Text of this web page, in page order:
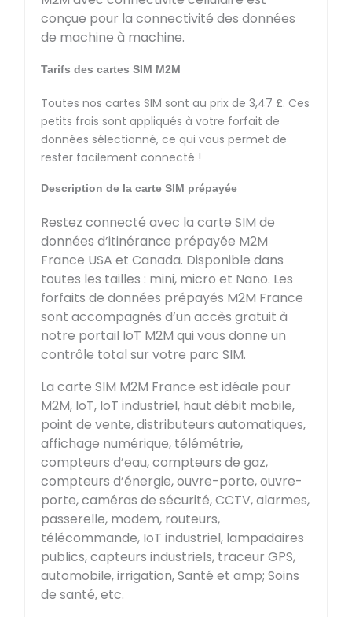
conçue pour la connectivité des données
de machine à machine.
Tarifs des cartes SIM M2M
Toutes nos cartes SIM sont au prix de 3,47 £. Ces
petits frais sont appliqués à votre forfait de
données sélectionné, ce qui vous permet de
rester facilement connecté !
Description de la carte SIM prépayée
Restez connecté avec la carte SIM de
données d’itinérance prépayée M2M
France USA et Canada. Disponible dans
toutes les tailles : mini, micro et Nano. Les
forfaits de données prépayés M2M France
sont accompagnés d’un accès gratuit à
notre portail IoT M2M qui vous donne un
contrôle total sur votre parc SIM.
La carte SIM M2M France est idéale pour
M2M, IoT, IoT industriel, haut débit mobile,
point de vente, distributeurs automatiques,
affichage numérique, télémétrie,
compteurs d’eau, compteurs de gaz,
compteurs d’énergie, ouvre-porte, ouvre-
porte, caméras de sécurité, CCTV, alarmes,
passerelle, modem, routeurs,
télécommande, IoT industriel, lampadaires
publics, capteurs industriels, traceur GPS,
automobile, irrigation, Santé et amp; Soins
de santé, etc.